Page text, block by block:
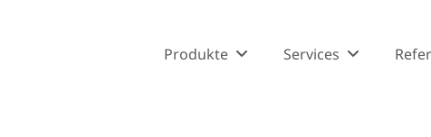
Produkte Services